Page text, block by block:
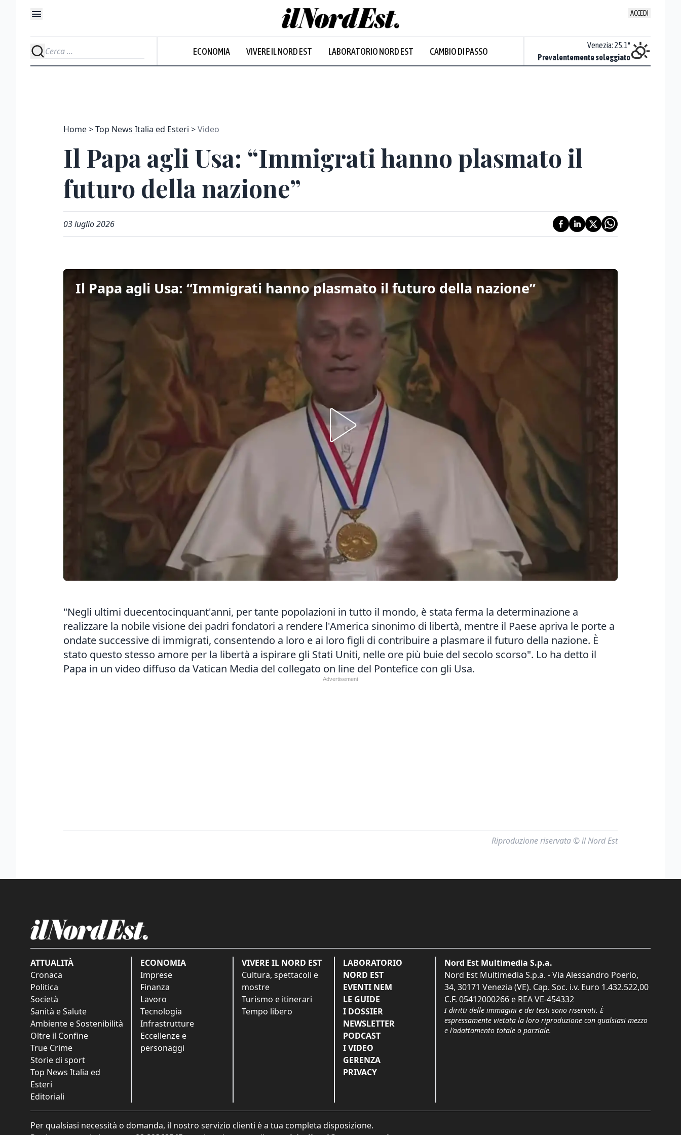
ACCEDI
ECONOMIA VIVERE IL NORD EST LABORATORIO NORD EST CAMBIO DI PASSO
Prevalentemente soleggiato
Venezia: 25.1°
Prevalentemente soleggiato
Home Top News Italia ed Esteri Video
Il Papa agli Usa: “Immigrati hanno plasmato il
futuro della nazione”
03 luglio 2026
Il Papa agli Usa: “Immigrati hanno plasmato il futuro della nazione”
"Negli ultimi duecentocinquant'anni, per tante popolazioni in tutto il mondo, è stata ferma la determinazione a
realizzare la nobile visione dei padri fondatori a rendere l'America sinonimo di libertà, mentre il Paese apriva le porte a
ondate successive di immigrati, consentendo a loro e ai loro figli di contribuire a plasmare il futuro della nazione. È
stato questo stesso amore per la libertà a ispirare gli Stati Uniti, nelle ore più buie del secolo scorso". Lo ha detto il
Papa in un video diffuso da Vatican Media del collegato on line del Pontefice con gli Usa.
Riproduzione riservata © il Nord Est
ATTUALITÀ
Cronaca
Politica
Società
Sanità e Salute
Ambiente e Sostenibilità
Oltre il Confine
True Crime
Storie di sport
Top News Italia ed
Esteri
Editoriali
ECONOMIA
Imprese
Finanza
Lavoro
Tecnologia
Infrastrutture
Eccellenze e
personaggi
VIVERE IL NORD EST
Cultura, spettacoli e
mostre
Turismo e itinerari
Tempo libero
LABORATORIO
NORD EST
EVENTI NEM
LE GUIDE
I DOSSIER
NEWSLETTER
PODCAST
I VIDEO
GERENZA
PRIVACY
Nord Est Multimedia S.p.a.
Nord Est Multimedia S.p.a. - Via Alessandro Poerio,
34, 30171 Venezia (VE). Cap. Soc. i.v. Euro 1.432.522,00
C.F. 05412000266 e REA VE-454332
I diritti delle immagini e dei testi sono riservati. È
espressamente vietata la loro riproduzione con qualsiasi mezzo
e l'adattamento totale o parziale.
Per qualsiasi necessità o domanda, il nostro servizio clienti è a tua completa disposizione.